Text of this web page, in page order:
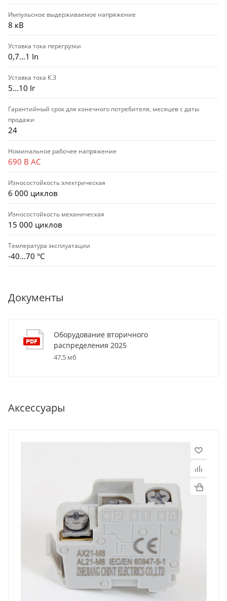
Импульсное выдерживаемое напряжение
8 кВ
Уставка тока перегрузки
0,7…1 In
Уставка тока К.З
5...10 Ir
Гарантийный срок для конечного потребителя, месяцев с даты
продажи
24
Номинальное рабочее напряжение
690 В AC
Износостойкость электрическая
6 000 циклов
Износостойкость механическая
15 000 циклов
Температура эксплуатации
-40…70 °C
Документы
Оборудование вторичного
распределения 2025
47,5 мб
Аксессуары